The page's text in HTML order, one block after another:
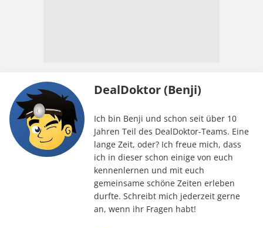
DealDoktor (Benji)
Ich bin Benji und schon seit über 10
Jahren Teil des DealDoktor-Teams. Eine
lange Zeit, oder? Ich freue mich, dass
ich in dieser schon einige von euch
kennenlernen und mit euch
gemeinsame schöne Zeiten erleben
durfte. Schreibt mich jederzeit gerne
an, wenn ihr Fragen habt!